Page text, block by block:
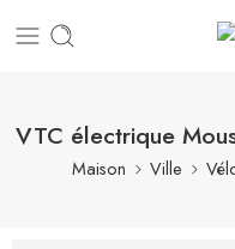
VTC électrique
Maison Ville